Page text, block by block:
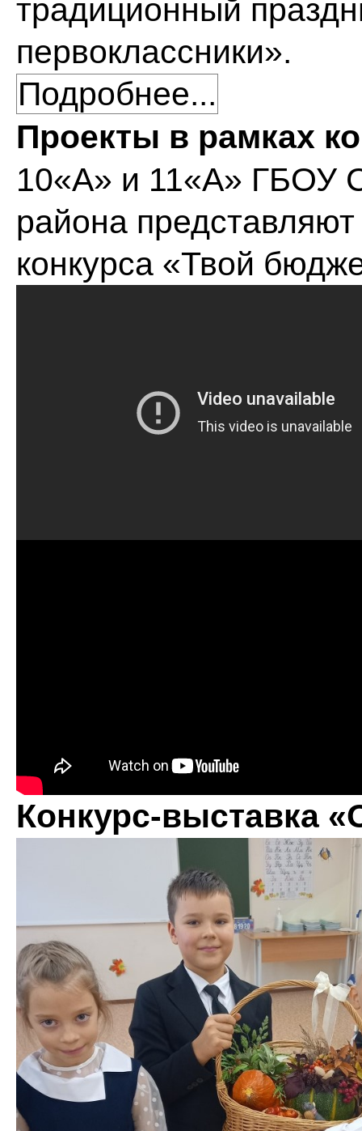
традиционный
первоклассники».
Подробнее...
Проекты в рамках
10«А» и 11«А» ГБОУ
района
конкурса «Твой
Конкурс-выставка